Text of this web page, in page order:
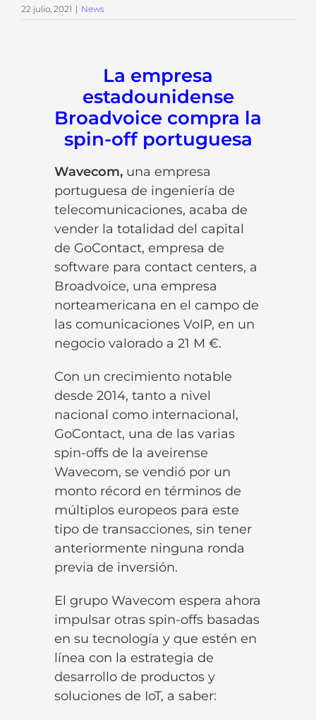
22 julio, 2021 | News
La empresa
estadounidense
Broadvoice compra la
spin-off portuguesa
Wavecom,una empresa
portuguesa de ingeniería de
telecomunicaciones, acaba de
vender la totalidad del capital
de GoContact, empresa de
software para contact centers, a
Broadvoice, una empresa
norteamericana en el campo de
las comunicaciones VoIP, en un
negocio valorado a 21 M €.
Con un crecimiento notable
desde 2014, tanto a nivel
nacional como internacional,
GoContact, una de las varias
spin-offs de la aveirense
Wavecom, se vendió por un
monto récord en términos de
múltiplos europeos para este
tipo de transacciones, sin tener
anteriormente ninguna ronda
previa de inversión.
El grupo Wavecom espera ahora
impulsar otras spin-offs basadas
en su tecnología y que estén en
línea con la estrategia de
desarrollo de productos y
soluciones de IoT, a saber: